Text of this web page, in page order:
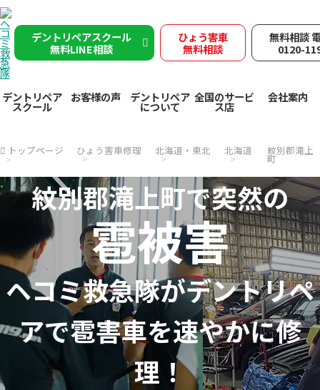
デントリペアスクール
無料LINE相談
ひょう害車
無料相談
無料相談
0120-
デントリペア
スクール
お客様の声 デントリペア
について
全国のサービ
ス店
会社案内
トップページ ひょう害車修理 北海道・東北 北海道 紋別郡滝上
町
紋別郡滝上町で突然の
雹被害
ヘコミ救急隊がデントリペ
アで雹害車を速やかに修
理！